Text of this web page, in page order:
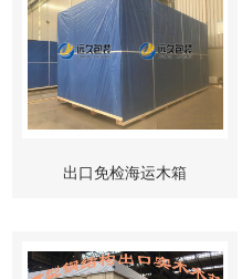
出口免检海运木箱